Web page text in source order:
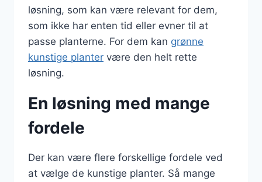
løsning, som kan være relevant for dem,
som ikke har enten tid eller evner til at
passe planterne. For dem kan grønne
kunstige planter være den helt rette
løsning.
En løsning med mange
fordele
Der kan være flere forskellige fordele ved
at vælge de kunstige planter. Så mange